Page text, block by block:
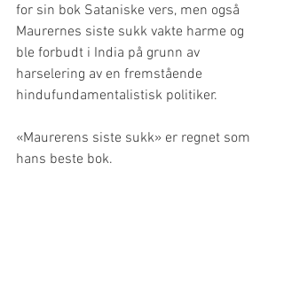
for sin bok Sataniske vers, men også
Maurernes siste sukk vakte harme og
ble forbudt i India på grunn av
harselering av en fremstående
hindufundamentalistisk politiker.
«Maurerens siste sukk» er regnet som
hans beste bok.